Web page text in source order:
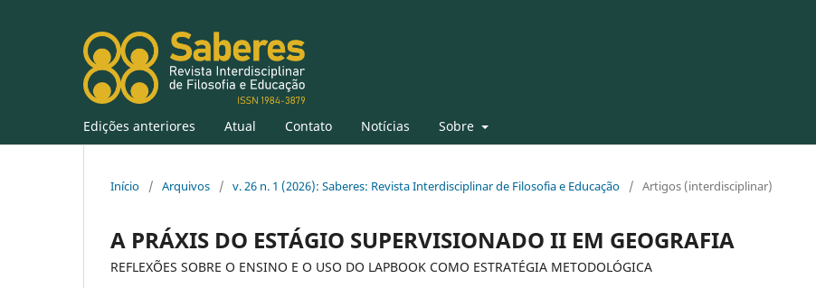
Edições anteriores Atual Contato Notícias Sobre
Início / Arquivos / v. 26 n. 1 (2026): Saberes: Revista Interdisciplinar de Filosofia e Educação / Artigos (interdisciplinar)
A PRÁXIS DO ESTÁGIO SUPERVISIONADO II EM GEOGRAFIA
REFLEXÕES SOBRE O ENSINO E O USO DO LAPBOOK COMO ESTRATÉGIA METODOLÓGICA